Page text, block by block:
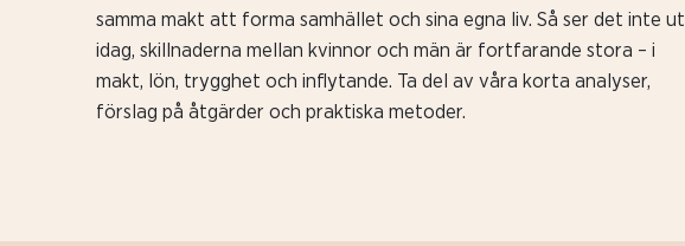
samma makt att forma samhället och sina egna liv. Så ser det inte ut
idag, skillnaderna mellan kvinnor och män är fortfarande stora – i
makt, lön, trygghet och inflytande. Ta del av våra korta analyser,
förslag på åtgärder och praktiska metoder.